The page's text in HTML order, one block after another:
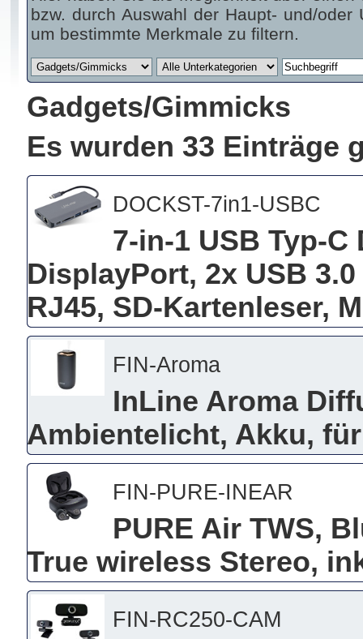
bzw. durch Auswahl der Haupt- und/
um bestimmte Merkmale zu filtern.
Gadgets/Gimmicks
Es wurden 33 Einträge
DOCKST-7in1-USBC
7-in-1 USB Typ-
DisplayPort, 2x USB
RJ45, SD-Kartenleser,
FIN-Aroma
InLine Aroma
Ambientelicht, Akku,
FIN-PURE-INEAR
PURE Air TWS,
True wireless Stereo,
FIN-RC250-CAM